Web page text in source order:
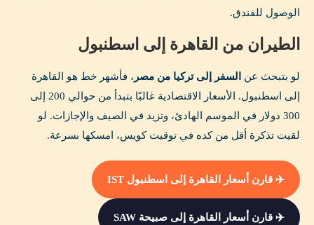
الوصول للفندق.
الطيران من القاهرة إلى اسطنبول
لو بتبحث عن السفر إلى تركيا من مصر ، فأشهر خط هو القاهرة
إلى اسطنبول. الأسعار الاقتصادية غالبًا بتبدأ من حوالي 200 إلى
300 دولار في الموسم الهادئ، وتزيد في الصيف والإجازات. لو
لقيت تذكرة أقل من كده في توقيت كويس، امسكها بسرعة.
✈️ قارن أسعار القاهرة إلى اسطنبول IST
✈️ قارن أسعار القاهرة إلى صبيحة SAW